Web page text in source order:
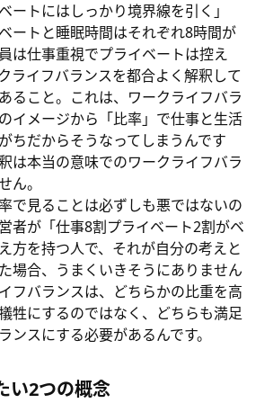
ートにはしっかり境界線を引く」
ートと睡眠時間はそれぞれ8時間が
は仕事重視でプライベートは控え
ライフバランスを都合よく解釈して
ること。これは、ワークライフバラ
イメージから「比率」で仕事と生活
ちだからそうなってしまうんです
は本当の意味でのワークライフバラ
ん。
で見ることは必ずしも悪ではないの
者が「仕事8割プライベート2割がベ
方を持つ人で、それが自分の考えと
場合、うまくいきそうにありません
フバランスは、どちらかの比重を高
牲にするのではなく、どちらも満足
ンスにする必要があるんです。
い2つの概念